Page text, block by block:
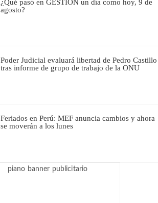
¿Qué pasó en GESTIÓN un día como hoy, 9 de
agosto?
Poder Judicial evaluará libertad de Pedro Castillo
tras informe de grupo de trabajo de la ONU
Feriados en Perú: MEF anuncia cambios y ahora
se moverán a los lunes